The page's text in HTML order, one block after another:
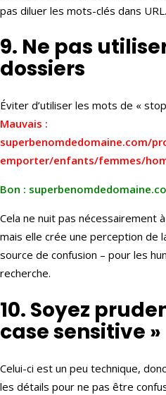
pas diluer les mots-clés dans URL.
9. Ne pas
dossiers
Éviter d’utiliser les mots de «
Mauvais :
superbenomdedomaine.com/
emporter/enfants/femmes/
Bon :
Cela ne nuit pas nécessairement
mais elle crée une perception de
source de confusion – pour les
recherche.
10. Soyez
case sensitive »
Celui-ci est un peu technique,
les détails pour ne pas être